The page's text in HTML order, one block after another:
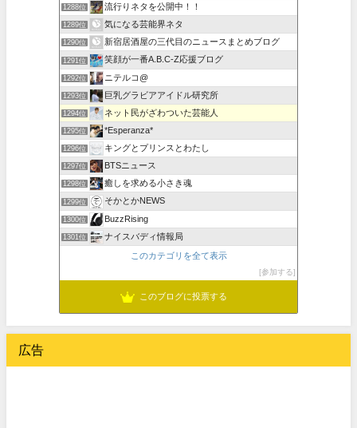
1288位 流行りネタを公開中！！
1289位 気になる芸能界ネタ
1290位 新宿居酒屋の三代目のニュースまとめブログ
1291位 笑顔が一番A.B.C-Z応援ブログ
1292位 ニテルコ@
1293位 巨乳グラビアアイドル研究所
1294位 ネット民がざわついた芸能人
1295位 *Esperanza*
1296位 キングとプリンスとわたし
1297位 BTSニュース
1298位 癒しを求める小さき魂
1299位 そかとかNEWS
1300位 BuzzRising
1301位 ナイスバディ情報局
このカテゴリを全て表示
参加する
このブログに投票する
広告